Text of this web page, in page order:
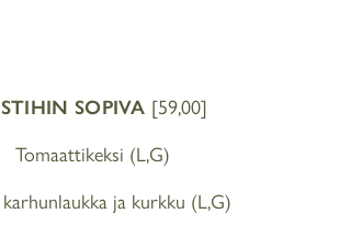
SOPIVA [59,00]
Tomaattikeksi (L,G)
karhunlaukka ja kurkku (L,G)